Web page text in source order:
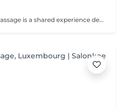
Duo massage or couples massage is a shared experience designed from tow people where each person involved received massage from therapist, the massage are provided at the same time, in the same private room You can choose kind of massage you like